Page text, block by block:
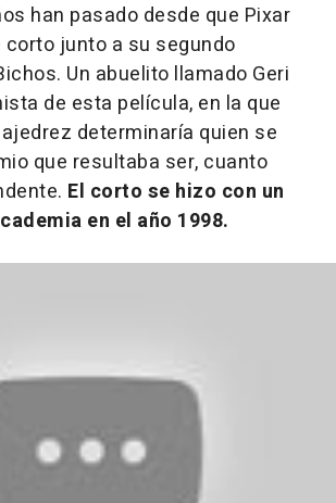
han pasado desde que Pixar
junto a su segundo
Un abuelito llamado Geri
de esta película, en la que
determinaría quien se
que resultaba ser, cuanto
El corto se hizo con un
en el año 1998.